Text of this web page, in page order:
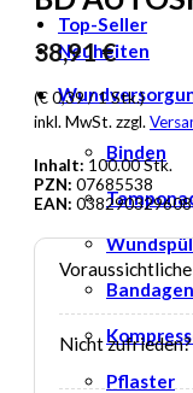
Top-Seller
Neuheiten
Binden
Bandagen
Pflaster
38,91€
(€ 0,39 / 1 Stk.)
inkl. MwSt. zzgl.
Inhalt: 100.00 Stk.
PZN: 07685538
EAN:
Nicht